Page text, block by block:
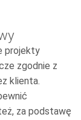
projekty
zgodnie z
klienta.
za podstawę